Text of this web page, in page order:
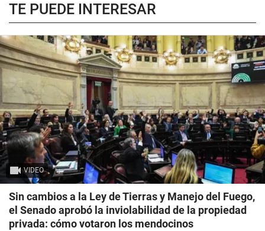
TE PUEDE INTERESAR
VIDEO
Sin cambios a la Ley de Tierras y Manejo del Fuego,
el Senado aprobó la inviolabilidad de la propiedad
privada: cómo votaron los mendocinos